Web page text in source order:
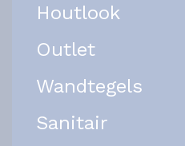
Houtlook
Outlet
Wandtegels
Sanitair